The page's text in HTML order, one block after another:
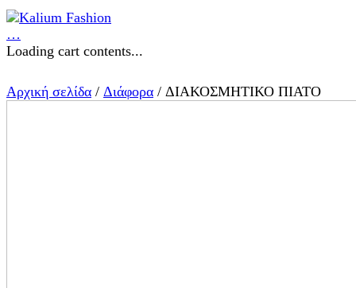
…
Loading cart contents...
Αρχική σελίδα / Διάφορα / ΔΙΑΚΟΣΜΗΤΙΚΟ ΠΙΑΤΟ